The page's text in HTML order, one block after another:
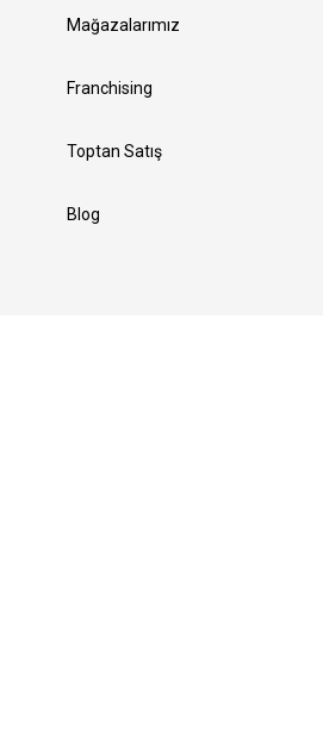
Mağazalarımız
Franchising
Toptan Satış
Blog